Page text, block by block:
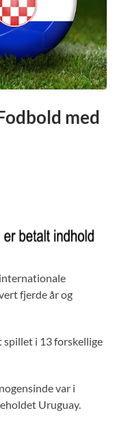
med
fjerde år og
spillet i 13 forskellige
var i
Uruguay.